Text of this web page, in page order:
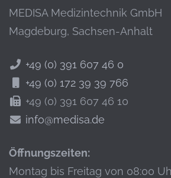
MEDISA Medizintechnik GmbH
Magdeburg, Sachsen-Anhalt
+49 (0) 391 607 46 0
+49 (0) 172 39 39 766
+49 (0) 391 607 46 10
info@medisa.de
Öffnungszeiten:
Montag bis Freitag von 08:00